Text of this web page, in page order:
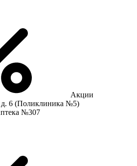
Акции
д. 6 (Поликлиника №5)
№307